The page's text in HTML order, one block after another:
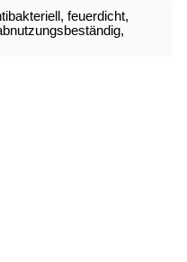
feuerdicht,